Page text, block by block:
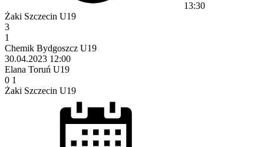
13:30
Żaki Szczecin U19
3
1
Chemik Bydgoszcz U19
30.04.2023 12:00
Elana Toruń U19
0 1
Żaki Szczecin U19